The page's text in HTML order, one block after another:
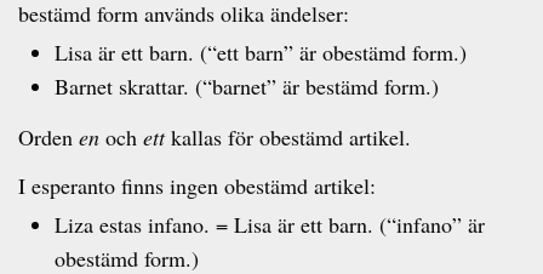
bestämd form används olika ändelser:
Lisa är ett barn. (“ett barn” är obestämd form.)
Barnet skrattar. (“barnet” är bestämd form.)
Orden en och ettkallas för obestämd artikel.
I esperanto finns ingen obestämd artikel:
Liza estas infano. = Lisa är ett barn. (“infano” är
obestämd form.)